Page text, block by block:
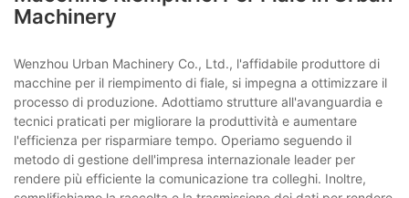
Machinery
Wenzhou Urban Machinery Co., Ltd., l'affidabile produttore di
macchine per il riempimento di fiale, si impegna a ottimizzare il
processo di produzione. Adottiamo strutture all'avanguardia e
tecnici praticati per migliorare la produttività e aumentare
l'efficienza per risparmiare tempo. Operiamo seguendo il
metodo di gestione dell'impresa internazionale leader per
rendere più efficiente la comunicazione tra colleghi. Inoltre,